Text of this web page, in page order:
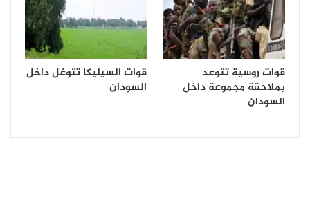
قوات روسية تتوعد
بملاحقة مجموعة داخل
السودان
قوات السيليكا تتوغل داخل
السودان